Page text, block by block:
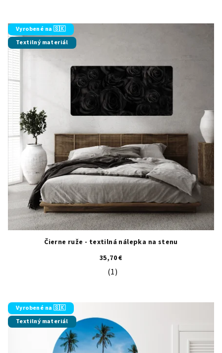
Vyrobené na 🇸🇰
Textilný materiál
Čierne ruže - textilná nálepka na stenu
35,70 €
Priemerné hodnotenie produktu
(1)
Vyrobené na 🇸🇰
Textilný materiál